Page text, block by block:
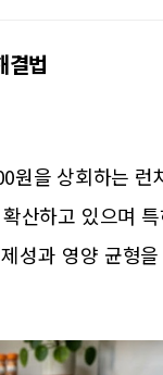
결법
원을 상회하는 런
산하고 있으며
성과 영양 균형